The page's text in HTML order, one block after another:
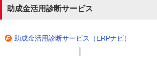
助成金活用診断サービス
助成金活用診断サービス（ERPナビ）